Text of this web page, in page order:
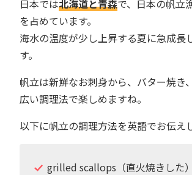
日本では北海道と青森で、日本の帆立
を占めています。
海水の温度が少し上昇する夏に急成長
す。
帆立は新鮮なお刺身から、バター焼き
広い調理法で楽しめますね。
以下に帆立の調理方法を英語でお伝え
grilled scallops（直火焼きした）